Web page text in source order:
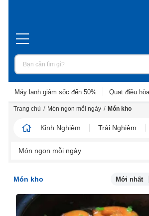
Máy lạnh giảm sốc đến 50% Quạt điều
Trang chủ / Món ngon mỗi ngày / Món kho
Kinh Nghiệm Trải Nghiệm
Món ngon mỗi ngày
Món kho Mới nhất